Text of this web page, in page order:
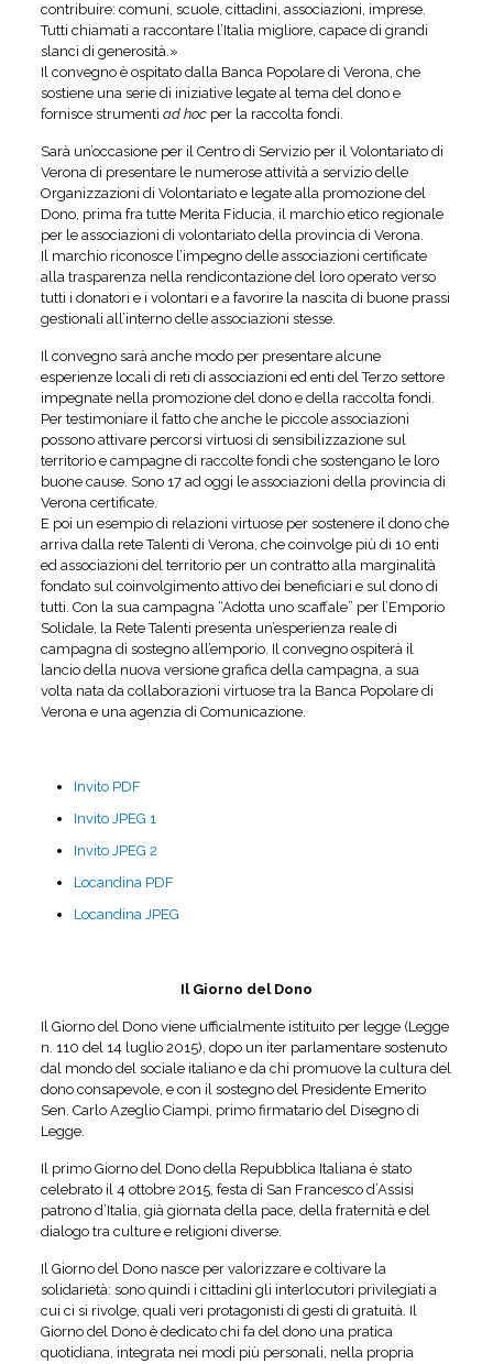
contribuire: comuni, scuole, cittadini, associazioni, imprese.
Tutti chiamati a raccontare l’Italia migliore, capace di grandi
slanci di generosità.»
Il convegno è ospitato dalla Banca Popolare di Verona, che
sostiene una serie di iniziative legate al tema del dono e
fornisce strumenti ad hocper la raccolta fondi.
Sarà un’occasione per il Centro di Servizio per il Volontariato di
Verona di presentare le numerose attività a servizio delle
Organizzazioni di Volontariato e legate alla promozione del
Dono, prima fra tutte Merita Fiducia, il marchio etico regionale
per le associazioni di volontariato della provincia di Verona.
Il marchio riconosce l’impegno delle associazioni certificate
alla trasparenza nella rendicontazione del loro operato verso
tutti i donatori e i volontari e a favorire la nascita di buone prassi
gestionali all’interno delle associazioni stesse.
Il convegno sarà anche modo per presentare alcune
esperienze locali di reti di associazioni ed enti del Terzo settore
impegnate nella promozione del dono e della raccolta fondi.
Per testimoniare il fatto che anche le piccole associazioni
possono attivare percorsi virtuosi di sensibilizzazione sul
territorio e campagne di raccolte fondi che sostengano le loro
buone cause. Sono 17 ad oggi le associazioni della provincia di
Verona certificate.
E poi un esempio di relazioni virtuose per sostenere il dono che
arriva dalla rete Talenti di Verona, che coinvolge più di 10 enti
ed associazioni del territorio per un contratto alla marginalità
fondato sul coinvolgimento attivo dei beneficiari e sul dono di
tutti. Con la sua campagna “Adotta uno scaffale” per l’Emporio
Solidale, la Rete Talenti presenta un’esperienza reale di
campagna di sostegno all’emporio. Il convegno ospiterà il
lancio della nuova versione grafica della campagna, a sua
volta nata da collaborazioni virtuose tra la Banca Popolare di
Verona e una agenzia di Comunicazione.
Invito PDF
Invito JPEG 1
Invito JPEG 2
Locandina PDF
Locandina JPEG
Il Giorno del Dono
Il Giorno del Dono viene ufficialmente istituito per legge (Legge
n. 110 del 14 luglio 2015), dopo un iter parlamentare sostenuto
dal mondo del sociale italiano e da chi promuove la cultura del
dono consapevole, e con il sostegno del Presidente Emerito
Sen. Carlo Azeglio Ciampi, primo firmatario del Disegno di
Legge.
Il primo Giorno del Dono della Repubblica Italiana è stato
celebrato il 4 ottobre 2015, festa di San Francesco d’Assisi
patrono d’Italia, già giornata della pace, della fraternità e del
dialogo tra culture e religioni diverse.
Il Giorno del Dono nasce per valorizzare e coltivare la
solidarietà: sono quindi i cittadini gli interlocutori privilegiati a
cui ci si rivolge, quali veri protagonisti di gesti di gratuità. Il
Giorno del Dono è dedicato chi fa del dono una pratica
quotidiana, integrata nei modi più personali, nella propria